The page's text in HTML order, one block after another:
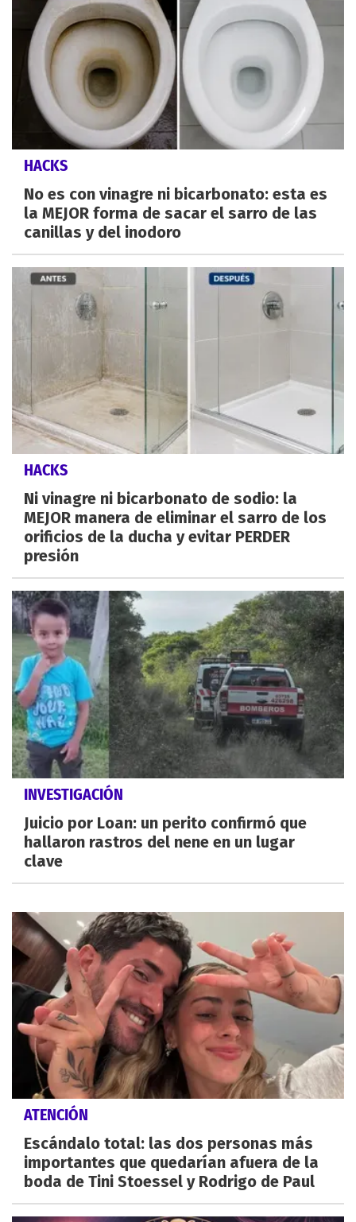
HACKS
No es con vinagre ni bicarbonato: esta es
la MEJOR forma de sacar el sarro de las
canillas y del inodoro
HACKS
Ni vinagre ni bicarbonato de sodio: la
MEJOR manera de eliminar el sarro de los
orificios de la ducha y evitar PERDER
presión
INVESTIGACIÓN
Juicio por Loan: un perito confirmó que
hallaron rastros del nene en un lugar
clave
ATENCIÓN
Escándalo total: las dos personas más
importantes que quedarían afuera de la
boda de Tini Stoessel y Rodrigo de Paul